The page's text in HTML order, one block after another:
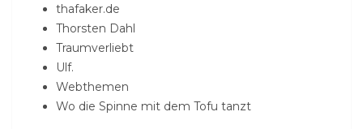
thafaker.de
Thorsten Dahl
Traumverliebt
Ulf.
Webthemen
Wo die Spinne mit dem Tofu tanzt